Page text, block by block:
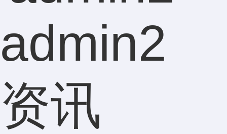
admin2
资讯